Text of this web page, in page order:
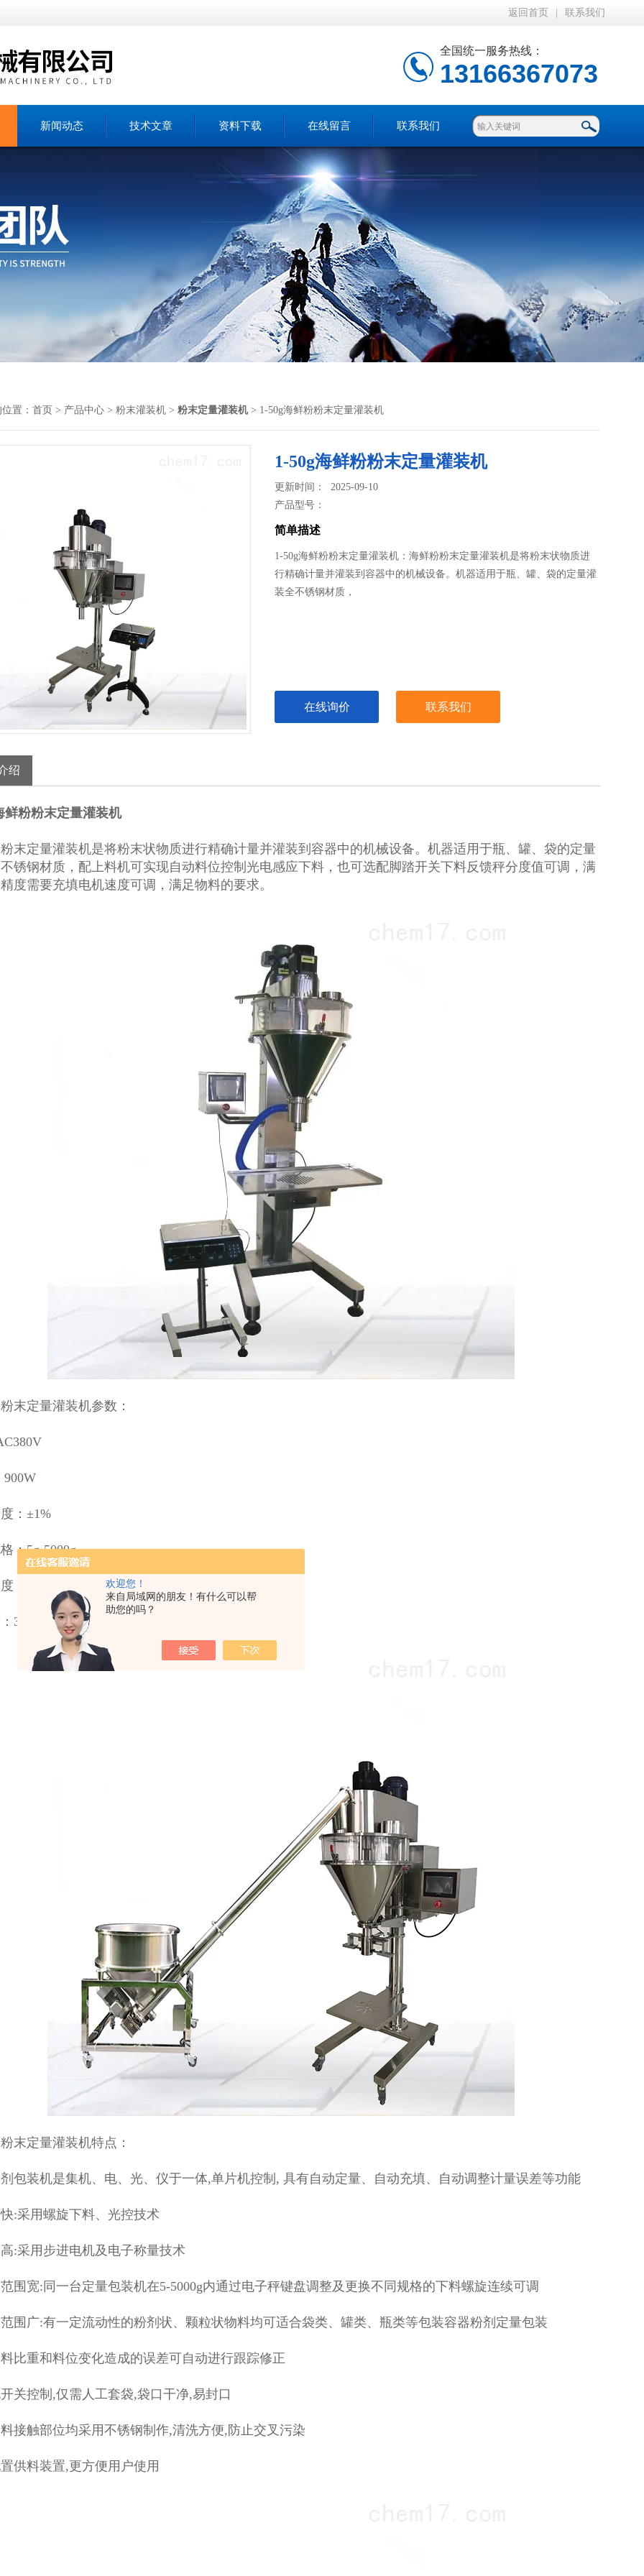
欢迎您！
来自局域网的朋友！有什么可以帮
助您的吗？
返回首页 联系我们
全国统一服务热线：
13166367073
新闻动态 技术文章 资料下载 在线留言 联系我们
置： 首页 > 产品中心 > 粉末灌装机 > 粉末定量灌装机> 1-50g海鲜粉粉末定量灌装机
1-50g海鲜粉粉末定量灌装机
更新时间： 2025-09-10
产品型号：
简单描述
1-50g海鲜粉粉末定量灌装机：海鲜粉粉末定量灌装机​是将粉末状物质进
行精确计量并灌装到容器中的机械设备。机器适用于瓶、罐、袋的定量灌
装全不锈钢材质，
在线询价 联系我们
绍
鲜粉粉末定量灌装机
末定量灌装机是将粉末状物质进行精确计量并灌装到容器中的机械设备。机器适用于瓶、罐、袋的定量
锈钢材质，配上料机可实现自动料位控制光电感应下料，也可选配脚踏开关下料反馈秤分度值可调，满
度需要充填电机速度可调，满足物料的要求。
末定量灌装机参数：
900W
：±1%
：5g-5000g
：1500-3000袋/小时
380kg 整机尺寸：长*宽*高=1000*650*2000（mm）
末定量灌装机特点：
包装机是集机、电、光、仪于一体,单片机控制, 具有自动定量、自动充填、自动调整计量误差等功能
:采用螺旋下料、光控技术
:采用步进电机及电子称量技术
围宽:同一台定量包装机在5-5000g内通过电子秤键盘调整及更换不同规格的下料螺旋连续可调
围广:有一定流动性的粉剂状、颗粒状物料均可适合袋类、罐类、瓶类等包装容器粉剂定量包装
比重和料位变化造成的误差可自动进行跟踪修正
关控制,仅需人工套袋,袋口干净,易封口
接触部位均采用不锈钢制作,清洗方便,防止交叉污染
供料装置,更方便用户使用